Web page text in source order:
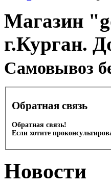
Магазин
г.Курган.
Cамовывоз
Обратная связь
Обратная связь!
Если хотите
Новости